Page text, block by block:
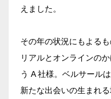
えました。
その年の状況にもよる
リアルとオンラインの
う A 社様。ベルサール
新たな出会いの生まれ
こだわり条件 ※複数
特長で選ぶ